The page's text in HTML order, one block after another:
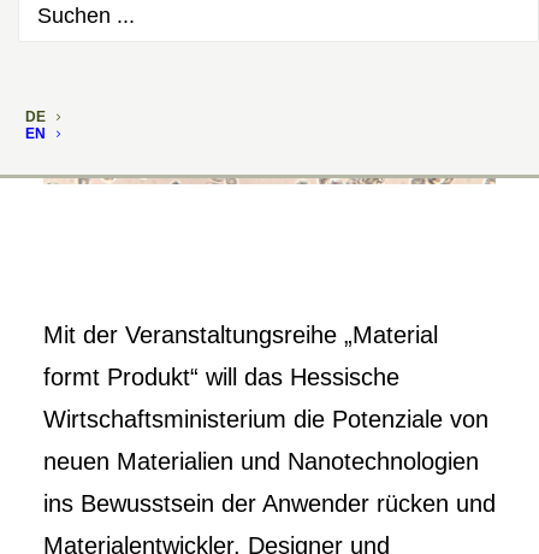
DE
EN
Mit der Veranstaltungsreihe „Material
formt Produkt“ will das Hessische
Wirtschaftsministerium die Potenziale von
neuen Materialien und Nanotechnologien
ins Bewusstsein der Anwender rücken und
Materialentwickler, Designer und